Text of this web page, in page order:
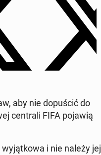
aby nie dop­uś­cić do
cen­trali FIFA pojawią
i nie należy jej